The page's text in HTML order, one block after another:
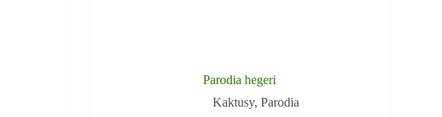
Parodia hegeri
Kaktusy, Parodia